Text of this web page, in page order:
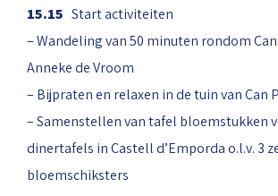
15.15 Start activiteiten
– Wandeling van 50 minuten rondom
Anneke de Vroom
– Bijpraten en relaxen in de tuin van Can
– Samenstellen van tafel bloemstukken
dinertafels in Castell d’Emporda o.l.v. 3
bloemschiksters